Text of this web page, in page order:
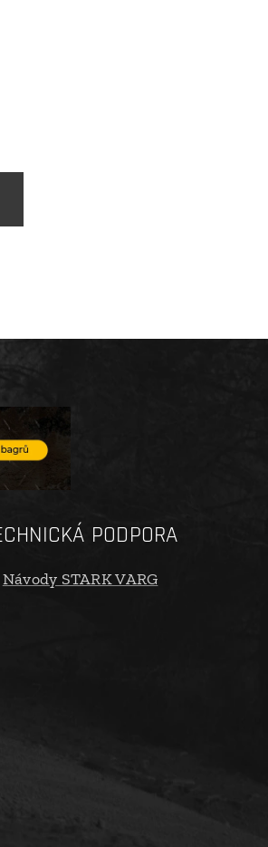
PODPORA
Návody STARK VARG